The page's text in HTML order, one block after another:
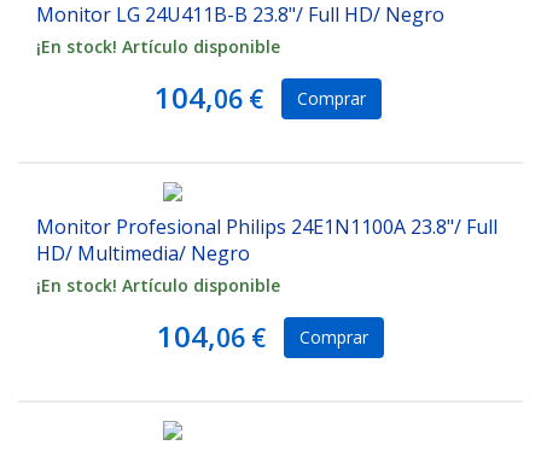
Monitor LG 24U411B-B 23.8"/ Full HD/ Negro
¡En stock! Artículo disponible
104,06 € Comprar
Monitor Profesional Philips 24E1N1100A 23.8"/ Full
HD/ Multimedia/ Negro
¡En stock! Artículo disponible
104,06 € Comprar